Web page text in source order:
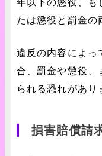
たは懲役と罰金の
違反の内容によっ
合、罰金や懲役、
られる恐れがあり
損害賠償請